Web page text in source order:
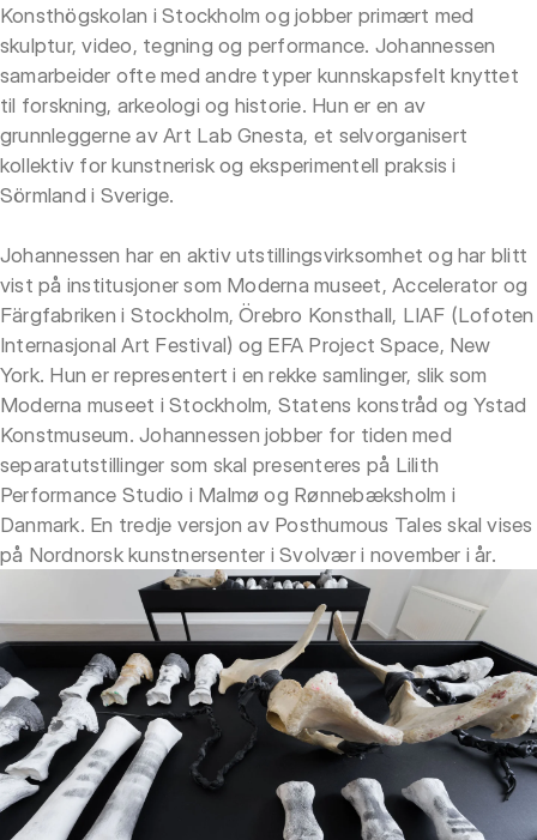
Konsthögskolan i Stockholm og jobber primært med
skulptur, video, tegning og performance. Johannessen
samarbeider ofte med andre typer kunnskapsfelt knyttet
til forskning, arkeologi og historie. Hun er en av
grunnleggerne av Art Lab Gnesta, et selvorganisert
kollektiv for kunstnerisk og eksperimentell praksis i
Sörmland i Sverige.
Johannessen har en aktiv utstillingsvirksomhet og har blitt
vist på institusjoner som Moderna museet, Accelerator og
Färgfabriken i Stockholm, Örebro Konsthall, LIAF (Lofoten
Internasjonal Art Festival) og EFA Project Space, New
York. Hun er representert i en rekke samlinger, slik som
Moderna museet i Stockholm, Statens konstråd og Ystad
Konstmuseum. Johannessen jobber for tiden med
separatutstillinger som skal presenteres på Lilith
Performance Studio i Malmø og Rønnebæksholm i
Danmark. En tredje versjon av Posthumous Tales skal vises
på Nordnorsk kunstnersenter i Svolvær i november i år.